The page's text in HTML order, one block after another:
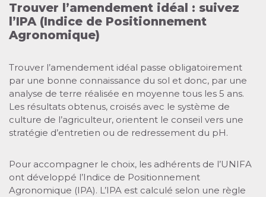
Trouver l’amendement idéal : suivez
l’IPA (Indice de Positionnement
Agronomique)
Trouver l’amendement idéal passe obligatoirement
par une bonne connaissance du sol et donc, par une
analyse de terre réalisée en moyenne tous les 5 ans.
Les résultats obtenus, croisés avec le système de
culture de l’agriculteur, orientent le conseil vers une
stratégie d’entretien ou de redressement du pH.
Pour accompagner le choix, les adhérents de l’UNIFA
ont développé l’Indice de Positionnement
Agronomique (IPA). L’IPA est calculé selon une règle